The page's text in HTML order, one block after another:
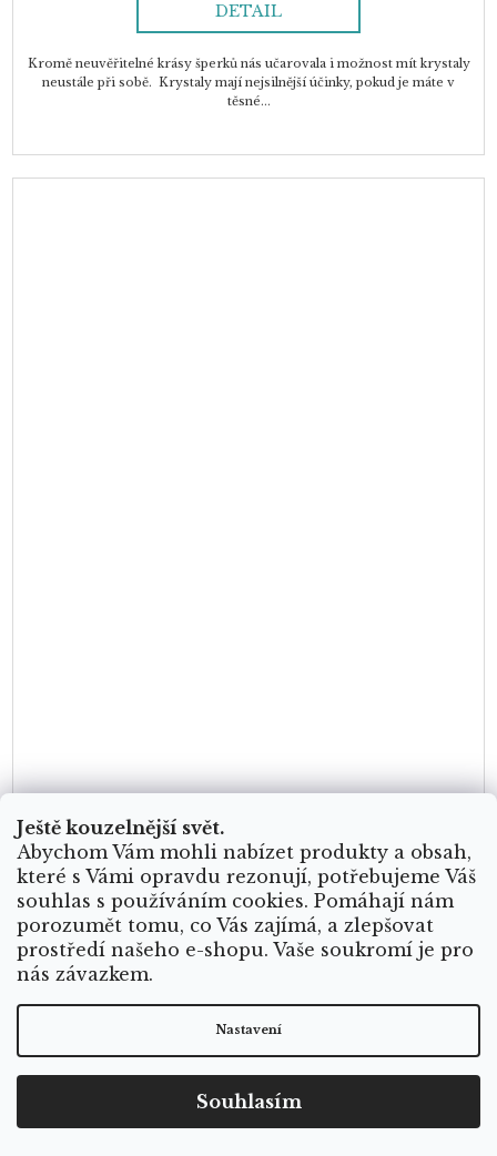
Ještě kouzelnější svět.
Abychom Vám mohli nabízet produkty a obsah,
které s Vámi opravdu rezonují, potřebujeme Váš
souhlas s používáním cookies. Pomáhají nám
porozumět tomu, co Vás zajímá, a zlepšovat
prostředí našeho e-shopu. Vaše soukromí je pro
nás závazkem.
Nastavení
Souhlasím
DETAIL
Kromě neuvěřitelné krásy šperků nás učarovala i možnost mít krystaly
neustále při sobě. Krystaly mají nejsilnější účinky, pokud je máte v
těsné...
Nebeské růženínové náušnice
Skladem